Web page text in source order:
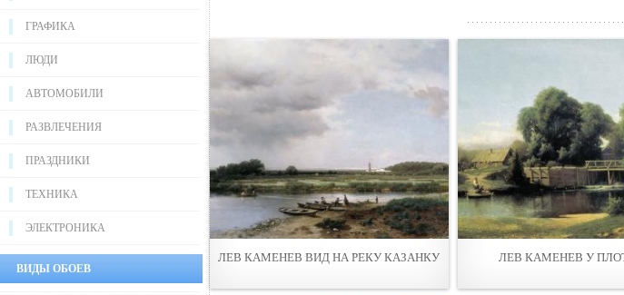
ГРАФИКА
ЛЮДИ
АВТОМОБИЛИ
РАЗВЛЕЧЕНИЯ
ПРАЗДНИКИ
ТЕХНИКА
ЭЛЕКТРОНИКА
ВИДЫ ОБОЕВ
ЛЕВ КАМЕНЕВ ВИД НА РЕКУ КАЗАНКУ ЛЕВ КАМЕНЕВ У